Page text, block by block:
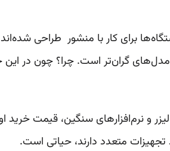
برای کار با منشور طراحی
مدل‌های گران‌تر است. چرا؟ چون در
و نرم‌افزارهای سنگین، قیمت
تجهیزات متعدد دارند، حیاتی است.